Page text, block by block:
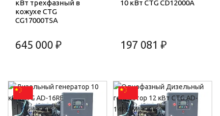
кВт трехфазный в
кожухе CTG
CG17000TSA
645 000 ₽
10 кВт CTG CD12000A
197 081 ₽